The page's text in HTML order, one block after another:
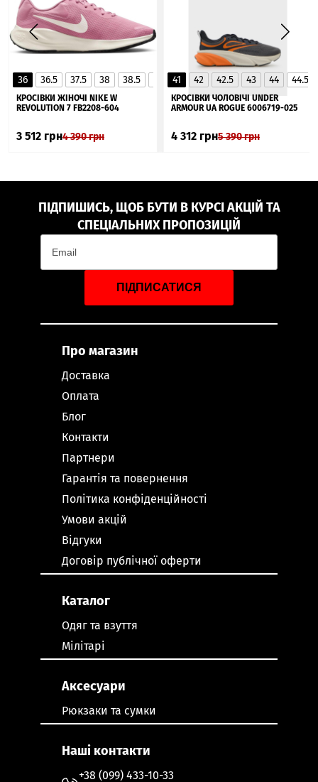
36 36.5 37.5 38 38.5 40 40.5
41
▲
КРОСІВКИ ЖІНОЧІ NIKE W
REVOLUTION 7 FB2208-604
3 512 грн4 390грн
41 42 42.5 43 44 44.5
КРОСІВКИ ЧОЛОВІЧІ UNDER
ARMOUR UA ROGUE 6006719-025
4 312 грн5 390грн
ПІДПИШИСЬ, ЩОБ БУТИ В КУРСІ АКЦІЙ ТА
СПЕЦІАЛЬНИХ ПРОПОЗИЦІЙ
ПІДПИСАТИСЯ
Про магазин
Доставка
Оплата
Блог
Контакти
Партнери
Гарантія та повернення
Політика конфіденційності
Умови акцій
Відгуки
Договір публічної оферти
Каталог
Одяг та взуття
Мілітарі
Аксесуари
Рюкзаки та сумки
Наші контакти
+38 (099) 433-10-33